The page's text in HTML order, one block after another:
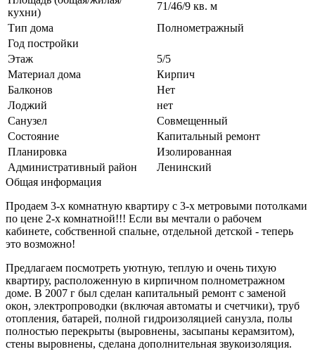
кухни)
71/46/9 кв. м
Тип дома
Полнометражный
Год постройки
Этаж
5/5
Материал дома
Кирпич
Балконов
Нет
Лоджий
нет
Санузел
Совмещенный
Состояние
Капитальный ремонт
Планировка
Изолированная
Административный район
Ленинский
Общая информация
Продаем 3-х комнатную квартиру с 3-х метровыми потолками
по цене 2-х комнатной!!! Если вы мечтали о рабочем
кабинете, собственной спальне, отдельной детской - теперь
это возможно!
Предлагаем посмотреть уютную, теплую и очень тихую
квартиру, расположенную в кирпичном полнометражном
доме. В 2007 г был сделан капитальный ремонт с заменой
окон, электропроводки (включая автоматы и счетчики), труб
отопления, батарей, полной гидроизоляцией санузла, полы
полностью перекрыты (выровнены, засыпаны керамзитом),
стены выровнены, сделана дополнительная звукоизоляция.